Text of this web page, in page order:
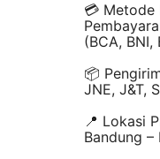
💳 Metode
(BCA, BNI,
📦
JNE, J&T,
📍 Lokasi
Bandung –